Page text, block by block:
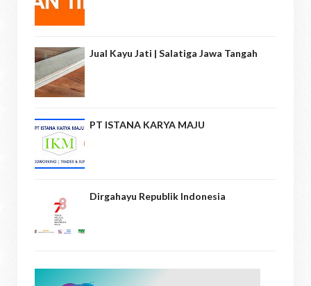
Jual Kayu Jati | Salatiga Jawa Tangah
PT ISTANA KARYA MAJU
Dirgahayu Republik Indonesia